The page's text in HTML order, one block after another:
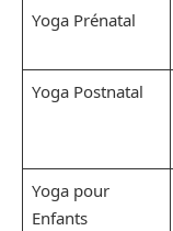
Yoga Prénatal
Yoga Postnatal
Yoga pour
Enfants